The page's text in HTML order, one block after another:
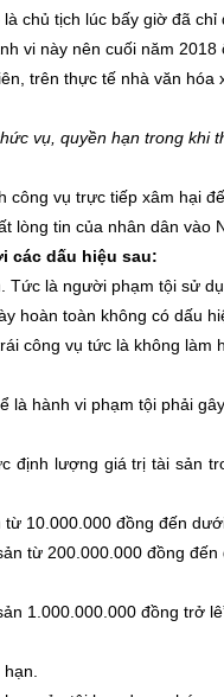
chủ tịch lúc bấy giờ đã
vi này nên cuối năm
trên thực tế nhà văn
vụ, quyền hạn trong khi
vụ trực tiếp xâm hại
lòng tin của nhân dân vào
các dấu hiệu sau:
Tức là người phạm tội sử
hoàn toàn không có dấu
công vụ tức là không
là hành vi phạm tội phải
định lượng giá trị tài sản
10.000.000 đồng đến
từ 200.000.000 đồng
1.000.000.000 đồng trở